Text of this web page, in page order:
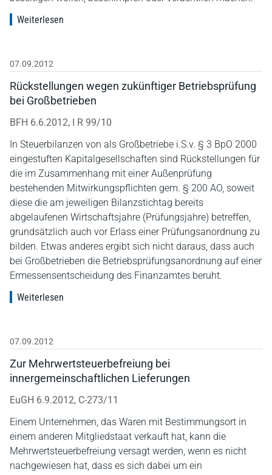
Weiterlesen
07.09.2012
Rückstellungen wegen zukünftiger Betriebsprüfung
bei Großbetrieben
BFH 6.6.2012, I R 99/10
In Steuerbilanzen von als Großbetriebe i.S.v. § 3 BpO 2000
eingestuften Kapitalgesellschaften sind Rückstellungen für
die im Zusammenhang mit einer Außenprüfung
bestehenden Mitwirkungspflichten gem. § 200 AO, soweit
diese die am jeweiligen Bilanzstichtag bereits
abgelaufenen Wirtschaftsjahre (Prüfungsjahre) betreffen,
grundsätzlich auch vor Erlass einer Prüfungsanordnung zu
bilden. Etwas anderes ergibt sich nicht daraus, dass auch
bei Großbetrieben die Betriebsprüfungsanordnung auf einer
Ermessensentscheidung des Finanzamtes beruht.
Weiterlesen
07.09.2012
Zur Mehrwertsteuerbefreiung bei
innergemeinschaftlichen Lieferungen
EuGH 6.9.2012, C-273/11
Einem Unternehmen, das Waren mit Bestimmungsort in
einem anderen Mitgliedstaat verkauft hat, kann die
Mehrwertsteuerbefreiung versagt werden, wenn es nicht
nachgewiesen hat, dass es sich dabei um ein